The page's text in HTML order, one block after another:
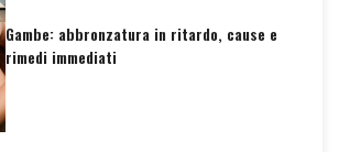
Gambe: abbronzatura in ritardo, cause e
rimedi immediati